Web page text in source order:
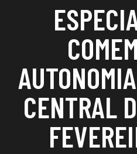
CENTRAL